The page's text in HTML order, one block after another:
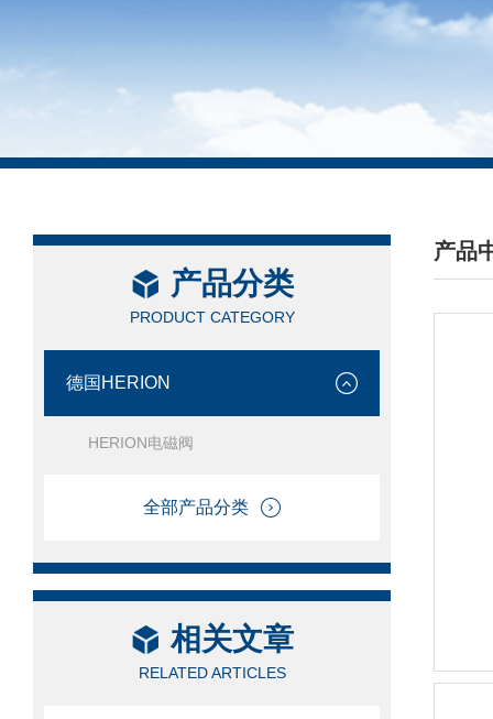
产品分类
PRODUCT CATEGORY
德国HERION
HERION电磁阀
全部产品分类
相关文章
RELATED ARTICLES
产品
/